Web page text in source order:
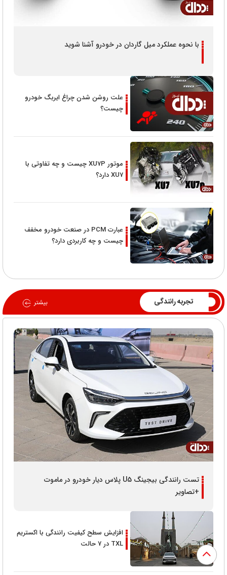
با نحوه عملکرد میل گاردان در خودرو آشنا شوید
علت روشن شدن چراغ ایربگ خودرو
چیست؟
موتور XU7P چیست و چه تفاوتی با
XU7 دارد؟
عبارت PCM در صنعت خودرو مخفف
چیست و چه کاربردی دارد؟
تجربه رانندگی
تست رانندگی بیجینگ U5 پلاس دیار خودرو در ماموت
+تصاویر
افزایش سطح کیفیت رانندگی با اکستریم
TXL در 7 حالت